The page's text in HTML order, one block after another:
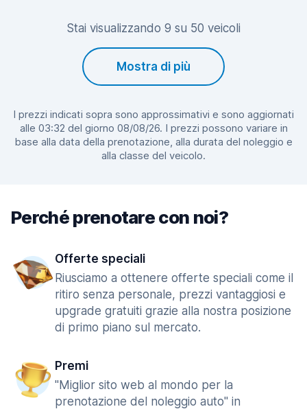
Stai visualizzando 9 su 50 veicoli
Mostra di più
I prezzi indicati sopra sono approssimativi e sono aggiornati
alle 03:32 del giorno 08/08/26. I prezzi possono variare in
base alla data della prenotazione, alla durata del noleggio e
alla classe del veicolo.
Perché prenotare con noi?
Offerte speciali
Riusciamo a ottenere offerte speciali come il
ritiro senza personale, prezzi vantaggiosi e
upgrade gratuiti grazie alla nostra posizione
di primo piano sul mercato.
Premi
"Miglior sito web al mondo per la
prenotazione del noleggio auto" in